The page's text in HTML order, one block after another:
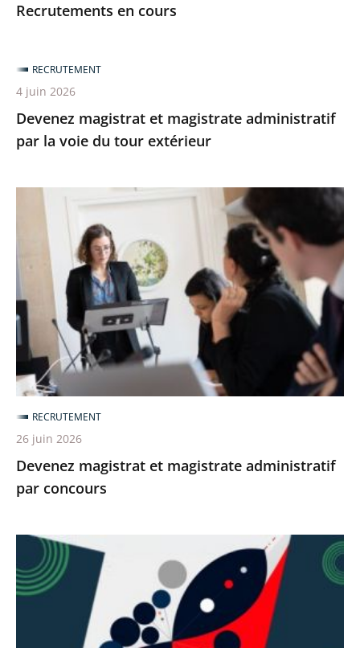
Recrutements en cours
Devenez magistrat et magistrate administratif
par la voie du tour extérieur
RECRUTEMENT
4 juin 2026
Devenez
magistrat
magistrate
administratif
par
concours
Devenez magistrat et magistrate administratif
par concours
RECRUTEMENT
26 juin 2026
[Revoir]
Quelles
politiques